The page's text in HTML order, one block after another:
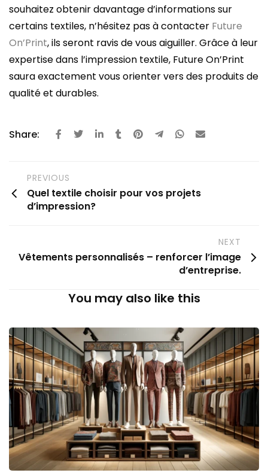
souhaitez obtenir davantage d’informations sur
certains textiles, n’hésitez pas à contacter Future
On’Print, ils seront ravis de vous aiguiller. Grâce à leur
expertise dans l’impression textile, Future On’Print
saura exactement vous orienter vers des produits de
qualité et durables.
Share:
PREVIOUS
Quel textile choisir pour vos projets
d’impression?
NEXT
Vêtements personnalisés – renforcer l’image
d’entreprise.
You may also like this